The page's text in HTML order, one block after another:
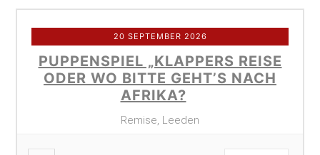
20 SEPTEMBER 2026
PUPPENSPIEL „KLAPPERS REISE
ODER WO BITTE GEHT’S NACH
AFRIKA?
Remise, Leeden